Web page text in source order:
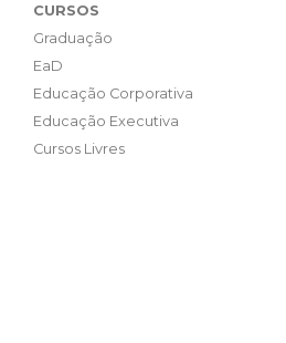
CURSOS
Graduação
EaD
Educação Corporativa
Educação Executiva
Cursos Livres